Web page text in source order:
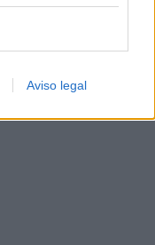
Aviso legal